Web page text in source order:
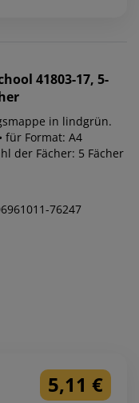
41803-17, 5-
in lindgrün.
für Format: A4
der Fächer: 5 Fächer
76247
5,11 €